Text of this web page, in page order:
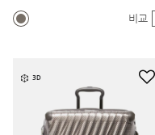
비교
3D